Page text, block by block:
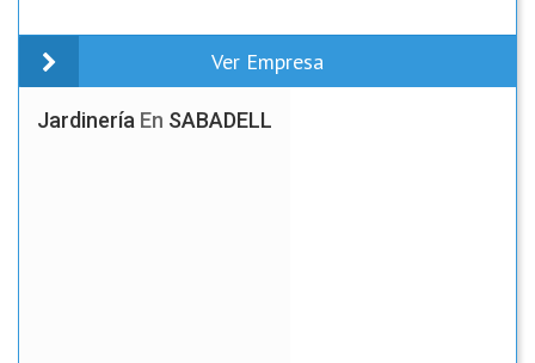
Ver Empresa
Jardinería En SABADELL